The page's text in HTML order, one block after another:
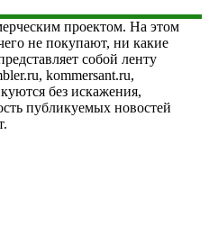
проектом. На этом
не покупают, ни какие
собой ленту
kommersant.ru,
без искажения,
публикуемых новостей